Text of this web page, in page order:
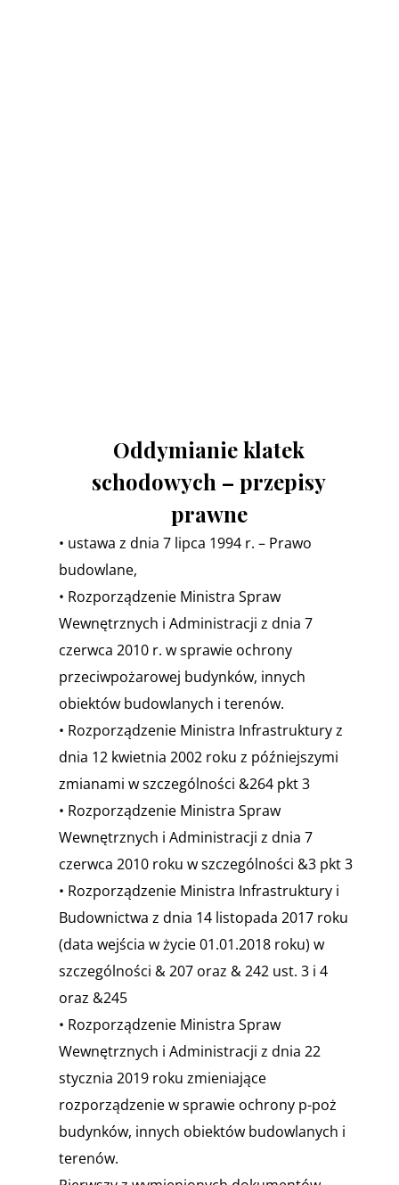
Oddymianie klatek
schodowych – przepisy
prawne
• ustawa z dnia 7 lipca 1994 r. – Prawo
budowlane,
• Rozporządzenie Ministra Spraw
Wewnętrznych i Administracji z dnia 7
czerwca 2010 r. w sprawie ochrony
przeciwpożarowej budynków, innych
obiektów budowlanych i terenów.
• Rozporządzenie Ministra Infrastruktury z
dnia 12 kwietnia 2002 roku z późniejszymi
zmianami w szczególności &264 pkt 3
• Rozporządzenie Ministra Spraw
Wewnętrznych i Administracji z dnia 7
czerwca 2010 roku w szczególności &3 pkt 3
• Rozporządzenie Ministra Infrastruktury i
Budownictwa z dnia 14 listopada 2017 roku
(data wejścia w życie 01.01.2018 roku) w
szczególności & 207 oraz & 242 ust. 3 i 4
oraz &245
• Rozporządzenie Ministra Spraw
Wewnętrznych i Administracji z dnia 22
stycznia 2019 roku zmieniające
rozporządzenie w sprawie ochrony p-poż
budynków, innych obiektów budowlanych i
terenów.